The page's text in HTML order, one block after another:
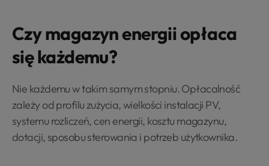
Czy magazyn energii opłaca
się każdemu?
Nie każdemu w takim samym stopniu. Opłacalność
zależy od profilu zużycia, wielkości instalacji PV,
systemu rozliczeń, cen energii, kosztu magazynu,
dotacji, sposobu sterowania i potrzeb użytkownika.